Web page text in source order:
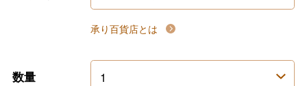
承り百貨店とは
数量